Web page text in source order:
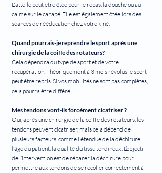
L'attelle peut être ôtée pour le repas, la douche ou au
calme sur le canapé. Elle est également ôtée lors des
séances de rééducation chez votre kiné.
Quand pourrais-je reprendre le sport après une
chirurgie de la coiffe des rotateurs?
Cela dépendra du type de sport et de votre
récupération. Théoriquement à 3 mois révolus le sport
peut être repris. Si vos mobilités ne sont pas complètes,
cela pourra être différé.
Mes tendons vont-ils forcément cicatriser ?
Oui, après une chirurgie de la coiffe des rotateurs, les
tendons peuvent cicatriser, mais cela dépend de
plusieurs facteurs, comme l'étendue de la déchirure,
l’âge du patient, la qualité du tissu tendineux. L’objectif
de l’intervention est de réparer la déchirure pour
permettre aux tendons de se recoller correctement à